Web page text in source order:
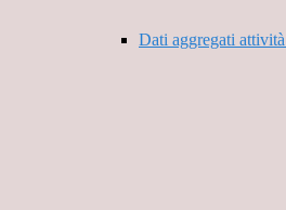
Dati aggregati